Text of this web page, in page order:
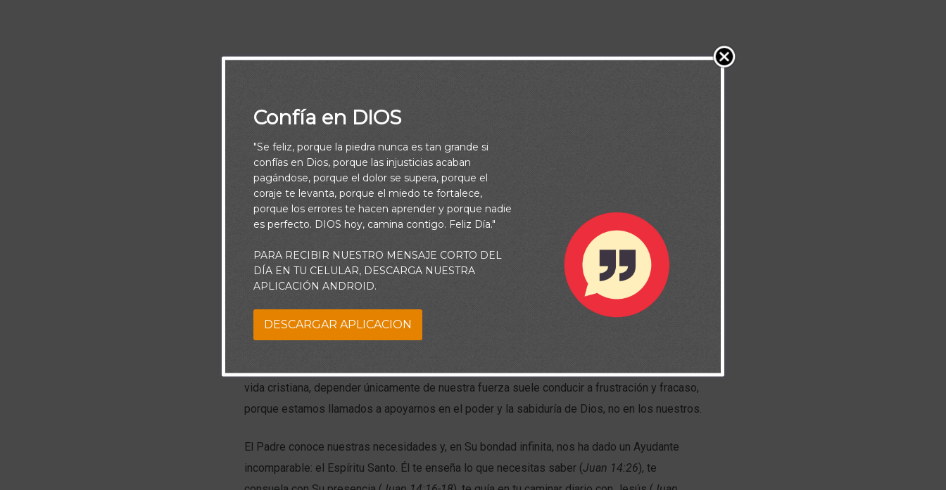
vida cristiana, depender únicamente de nuestra fuerza suele conducir a frustración y fracaso,
porque estamos llamados a apoyarnos en el poder y la sabiduría de Dios, no en los nuestros.
El Padre conoce nuestras necesidades y, en Su bondad infinita, nos ha dado un Ayudante
incomparable: el Espíritu Santo. Él te enseña lo que necesitas saber (Juan 14:26), te
Confía en DIOS
"Se feliz, porque la piedra nunca es tan grande si
confías en Dios, porque las injusticias acaban
pagándose, porque el dolor se supera, porque el
coraje te levanta, porque el miedo te fortalece,
porque los errores te hacen aprender y porque nadie
es perfecto. DIOS hoy, camina contigo. Feliz Día."
PARA RECIBIR NUESTRO MENSAJE CORTO DEL
DÍA EN TU CELULAR, DESCARGA NUESTRA
APLICACIÓN ANDROID.
DESCARGAR APLICACION